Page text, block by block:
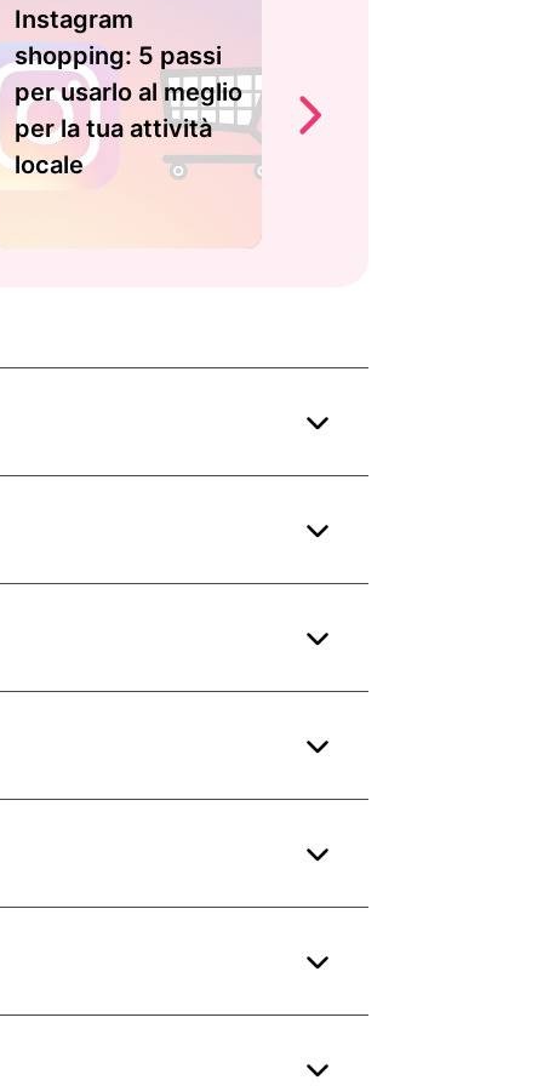
Instagram
shopping: 5 passi
per usarlo al meglio
per la tua attività
locale